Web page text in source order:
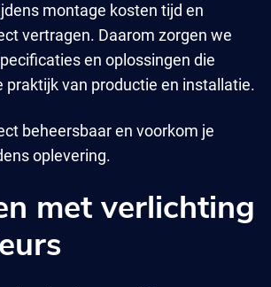
montage kosten tijd en
vertragen. Daarom zorgen we
en oplossingen die
praktijk van productie en installatie.
beheersbaar en voorkom je
oplevering.
met verlichting